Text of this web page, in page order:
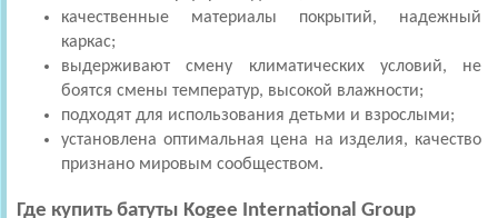
качественные материалы покрытий, надежный
каркас;
выдерживают смену климатических условий, не
боятся смены температур, высокой влажности;
подходят для использования детьми и взрослыми;
установлена оптимальная цена на изделия, качество
признано мировым сообществом.
Где купить батуты Kogee International Group